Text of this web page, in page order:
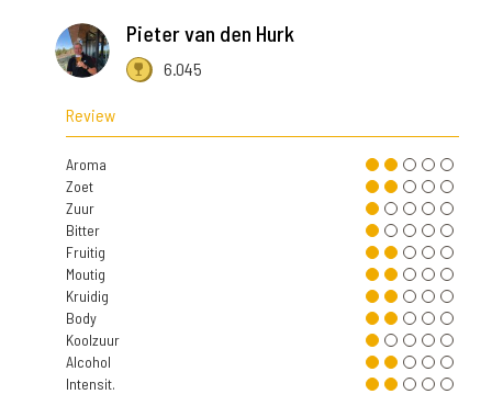
Pieter van den Hurk
6.045
Review
Aroma
Zoet
Zuur
Bitter
Fruitig
Moutig
Kruidig
Body
Koolzuur
Alcohol
Intensit.